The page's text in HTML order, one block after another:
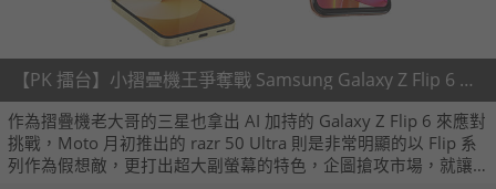
【PK 擂台】小摺疊機王爭奪戰 Samsung Galaxy Z Flip 6 V.S. ​Moto razr 50 Ultra
作為摺疊機老大哥的三星也拿出 AI 加持的 Galaxy Z Flip 6 來應對
挑戰，Moto 月初推出的 razr 50 Ultra 則是非常明顯的以 Flip 系
列作為假想敵，更打出超大副螢幕的特色，企圖搶攻市場，就讓